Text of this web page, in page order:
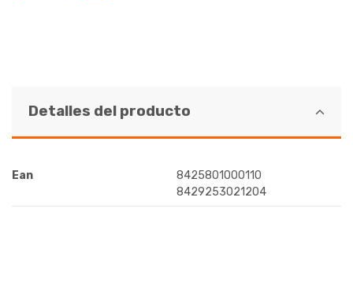
Detalles del producto
Ean
8425801000110
8429253021204